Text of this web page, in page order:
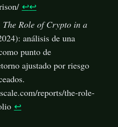
↩↩
The Role of Crypto in a
análisis de una
punto de
ajustado por riesgo
reports/the-role-
↩